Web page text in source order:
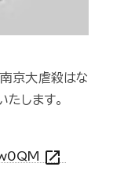
京大虐殺はな
たします。
open_in_new